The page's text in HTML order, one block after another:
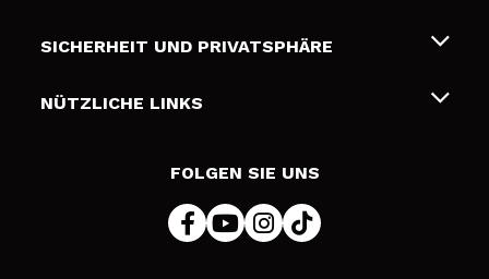
Geschenkkarten
Liefer- und Versandkosten
Zahlung
SICHERHEIT UND PRIVATSPHÄRE
Bedingungen und Datenschutz
NÜTZLICHE LINKS
FOLGEN SIE UNS